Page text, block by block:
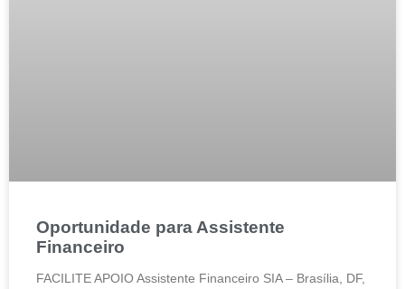
Oportunidade para Assistente
Financeiro
FACILITE APOIO Assistente Financeiro SIA – Brasília, DF,